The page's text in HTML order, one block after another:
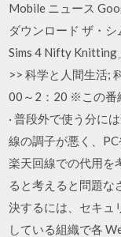
Mobile ニュース
ダウンロード ザ・
Sims 4 Nifty Knitting
>> 科学と人間生活;
00～2：20 ※この番
· 普段外で使う分に
線の調子が悪く、
楽天回線での代用を
ると考えると問題な
決するには、セキュ
している組織で各